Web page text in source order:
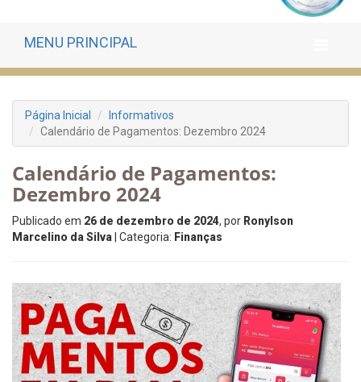
MENU PRINCIPAL
Página Inicial
Informativos
Calendário de Pagamentos: Dezembro 2024
Calendário de Pagamentos:
Dezembro 2024
Publicado em 26 de dezembro de 2024, por Ronylson
Marcelino da Silva | Categoria: Finanças